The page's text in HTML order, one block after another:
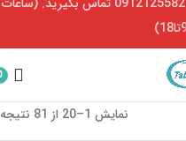
نمایش 1–20 از 81 نتیجه